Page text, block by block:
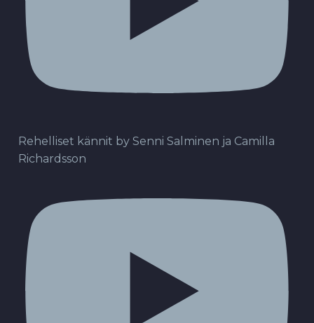
Rehelliset kännit by Senni Salminen ja Camilla
Richardsson